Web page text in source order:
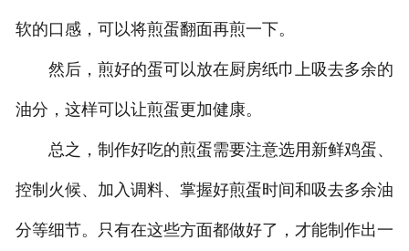
软的口感，可以将煎蛋翻面再煎一下。
然后，煎好的蛋可以放在厨房纸巾上吸去多余的
油分，这样可以让煎蛋更加健康。
总之，制作好吃的煎蛋需要注意选用新鲜鸡蛋、
控制火候、加入调料、掌握好煎蛋时间和吸去多余油
分等细节。只有在这些方面都做好了，才能制作出一